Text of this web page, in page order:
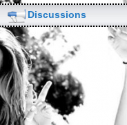
Discussions